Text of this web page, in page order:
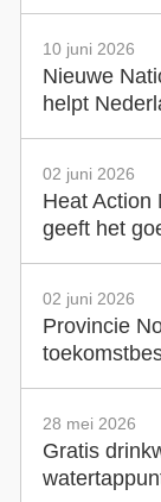
10 juni 2026
Nieuwe
helpt
02 juni 2026
Heat Action
geeft het
02 juni 2026
Provincie
28 mei 2026
Gratis